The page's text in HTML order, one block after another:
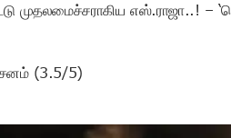
முதலமைச்சராகிய எஸ்.ராஜா..! –
(3.5/5)